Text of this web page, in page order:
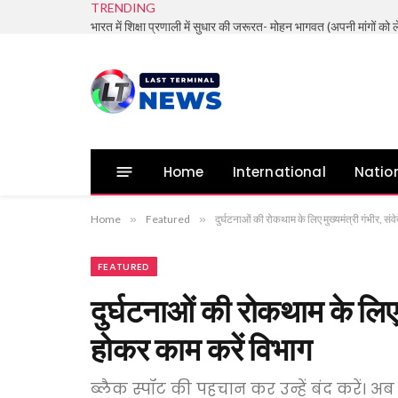
TRENDING
Home International
Home » Featured » दुर्घटनाओं की रोकथाम के लिए मुख्यमंत्री गंभीर,
FEATURED
दुर्घटनाओं की रोकथाम के
होकर काम करें विभाग
ब्लैक स्पॉट की पहचान कर उन्हें बंद करें। अब